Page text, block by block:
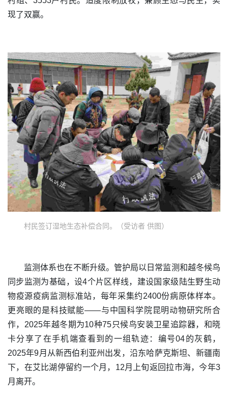
现了双赢。
村民签订湿地生态补偿合同。（受访者 供图）
监测体系也在不断升级。管护局以日常监测和越冬候鸟
同步监测为基础，设4个片区样线，建设国家级陆生野生动
物疫源疫病监测标准站，每年采集约2400份病原体样本。
更亮眼的是科技赋能——与中国科学院昆明动物研究所合
作，2025年越冬期为10种75只候鸟安装卫星追踪器，和晓
卡分享了在手机端查看到的一组轨迹：编号04的灰鹤，
2025年9月从新西伯利亚州出发，沿东哈萨克斯坦、新疆南
下，在艾比湖停留约一个月，12月上旬返回拉市海，今年3
月离开。